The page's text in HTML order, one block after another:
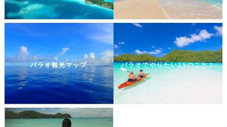
パラオ観光マップ パラオでやりたい15のこと！